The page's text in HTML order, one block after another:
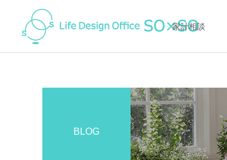
家計相談
家計の整え方
BLOG